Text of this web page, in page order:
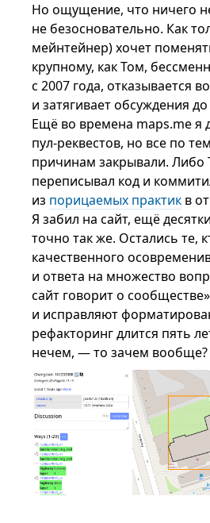
Но ощущение, что ничего
не безосновательно. Как
мейнтейнер) хочет
крупному, как Том,
с 2007 года, отказывается
и затягивает обсуждения
Ещё во времена maps.me я
пул-реквестов, но все по
причинам закрывали. Либо
переписывал код и
из порицаемых практик в
Я забил на сайт, ещё
точно так же. Остались те,
качественного
и ответа на множество
сайт говорит о
и исправляют
рефакторинг длится пять
нечем, — то зачем вообще?